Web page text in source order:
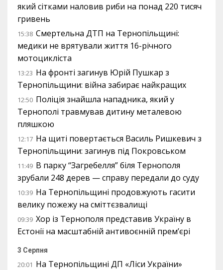
який сітками наловив риби на понад 220 тисяч
гривень
15:38 Смертельна ДТП на Тернопільщині:
медики не врятували життя 16-річного
мотоцикліста
13:23 На фронті загинув Юрій Пушкар з
Тернопільщини: війна забирає найкращих
12:50 Поліція знайшла нападника, який у
Тернополі травмував дитину металевою
пляшкою
12:17 На щиті повертається Василь Ришкевич з
Тернопільщини: загинув під Покровськом
11:49 В парку “Загребелля” біля Тернополя
зрубали 248 дерев — справу передали до суду
10:39 На Тернопільщині продовжують гасити
велику пожежу на сміттєзвалищі
09:39 Хор із Тернополя представив Україну в
Естонії на масштабній антивоєнній прем’єрі
3 Серпня
20:01 На Тернопільщині ДП «Ліси України»